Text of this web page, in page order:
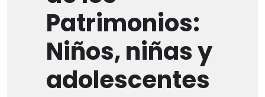
Patrimonios:
Niños, niñas y
adolescentes